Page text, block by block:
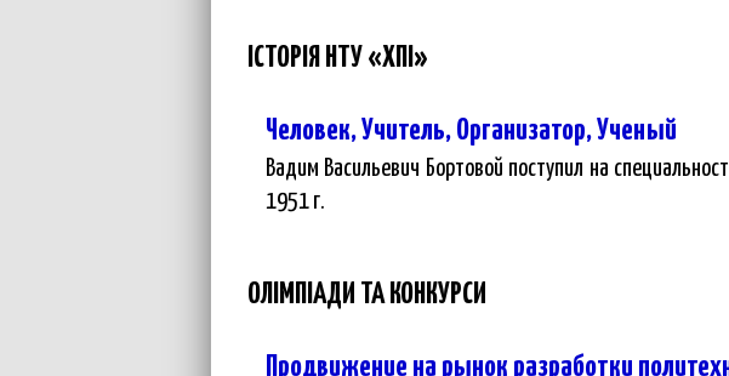
ІСТОРІЯ НТУ «ХПІ»
Человек, Учитель, Организатор, Ученый
Вадим Васильевич Бортовой поступил на
1951 г.
ОЛІМПІАДИ ТА КОНКУРСИ
Продвижение на рынок разработки